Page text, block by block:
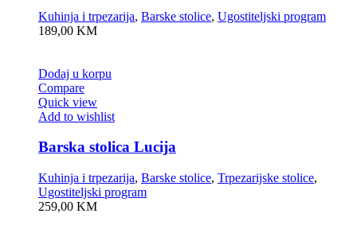
Kuhinja i trpezarija, Barske stolice, Ugostiteljski program
189,00 KM
Dodaj u korpu
Compare
Quick view
Add to wishlist
Barska stolica Lucija
Kuhinja i trpezarija, Barske stolice, Trpezarijske stolice,
Ugostiteljski program
259,00 KM